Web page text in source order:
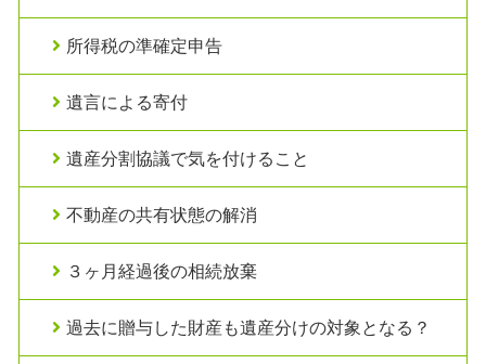
所得税の準確定申告
遺言による寄付
遺産分割協議で気を付けること
不動産の共有状態の解消
３ヶ月経過後の相続放棄
過去に贈与した財産も遺産分けの対象となる？